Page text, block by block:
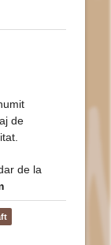
de
de la